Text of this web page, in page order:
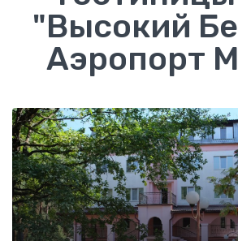
"Высокий
Аэропорт